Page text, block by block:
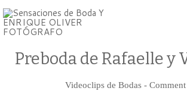
Preboda de Rafaelle y
Videoclips de Bodas - Comment